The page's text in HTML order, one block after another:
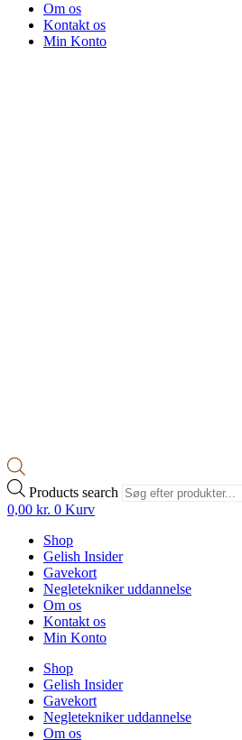
Om os
Kontakt os
Min Konto
Products search
0,00 kr. 0 Kurv
Shop
Gelish Insider
Gavekort
Negletekniker uddannelse
Om os
Kontakt os
Min Konto
Shop
Gelish Insider
Gavekort
Negletekniker uddannelse
Om os